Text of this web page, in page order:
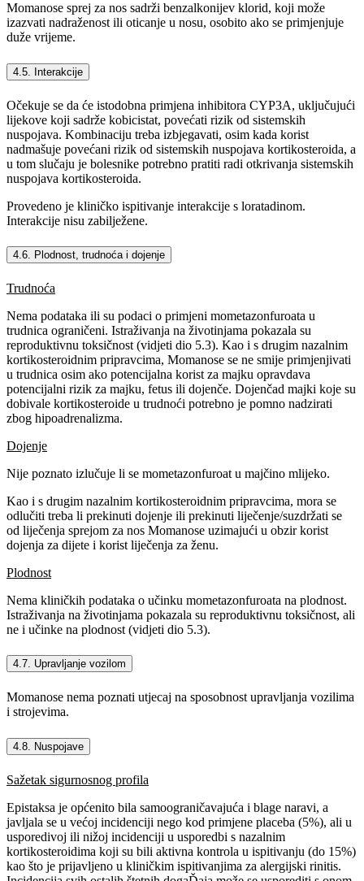
Momanose sprej za nos sadrži benzalkonijev klorid, koji može
izazvati nadraženost ili oticanje u nosu, osobito ako se primjenjuje
duže vrijeme.
4.5. Interakcije
Očekuje se da će istodobna primjena inhibitora CYP3A, uključujući
lijekove koji sadrže kobicistat, povećati rizik od sistemskih
nuspojava. Kombinaciju treba izbjegavati, osim kada korist
nadmašuje povećani rizik od sistemskih nuspojava kortikosteroida, a
u tom slučaju je bolesnike potrebno pratiti radi otkrivanja sistemskih
nuspojava kortikosteroida.
Provedeno je kliničko ispitivanje interakcije s loratadinom.
Interakcije nisu zabilježene.
4.6. Plodnost, trudnoća i dojenje
Trudnoća
Nema podataka ili su podaci o primjeni mometazonfuroata u
trudnica ograničeni. Istraživanja na životinjama pokazala su
reproduktivnu toksičnost (vidjeti dio 5.3). Kao i s drugim nazalnim
kortikosteroidnim pripravcima, Momanose se ne smije primjenjivati
u trudnica osim ako potencijalna korist za majku opravdava
potencijalni rizik za majku, fetus ili dojenče. Dojenčad majki koje su
dobivale kortikosteroide u trudnoći potrebno je pomno nadzirati
zbog hipoadrenalizma.
Dojenje
Nije poznato izlučuje li se mometazonfuroat u majčino mlijeko.
Kao i s drugim nazalnim kortikosteroidnim pripravcima, mora se
odlučiti treba li prekinuti dojenje ili prekinuti liječenje/suzdržati se
od liječenja sprejom za nos Momanose uzimajući u obzir korist
dojenja za dijete i korist liječenja za ženu.
Plodnost
Nema kliničkih podataka o učinku mometazonfuroata na plodnost.
Istraživanja na životinjama pokazala su reproduktivnu toksičnost, ali
ne i učinke na plodnost (vidjeti dio 5.3).
4.7. Upravljanje vozilom
Momanose nema poznati utjecaj na sposobnost upravljanja vozilima
i strojevima.
4.8. Nuspojave
Sažetak sigurnosnog profila
Epistaksa je općenito bila samoograničavajuća i blage naravi, a
javljala se u većoj incidenciji nego kod primjene placeba (5%), ali u
usporedivoj ili nižoj incidenciji u usporedbi s nazalnim
kortikosteroidima koji su bili aktivna kontrola u ispitivanju (do 15%)
kao što je prijavljeno u kliničkim ispitivanjima za alergijski rinitis.